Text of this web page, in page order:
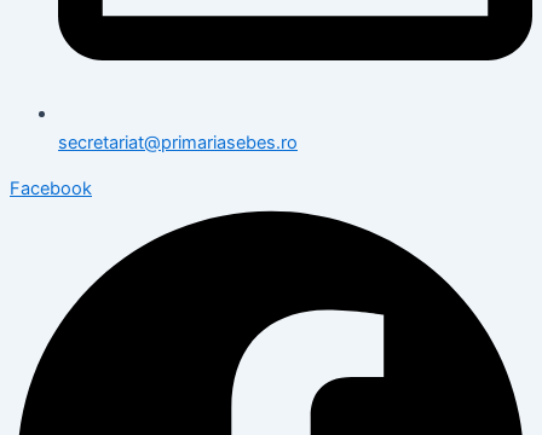
secretariat@primariasebes.ro
Facebook